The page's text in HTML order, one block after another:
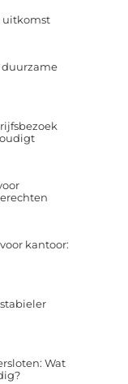
uitkomst
duurzame
kantoor:
Wat